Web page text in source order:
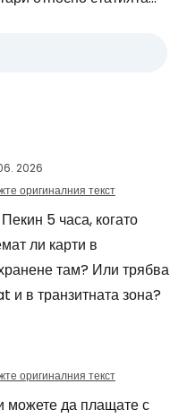
2026
оригиналния текст
5 часа, когато
ли карти в
там? Или трябва
в транзитната зона?
оригиналния текст
можете да плащате с